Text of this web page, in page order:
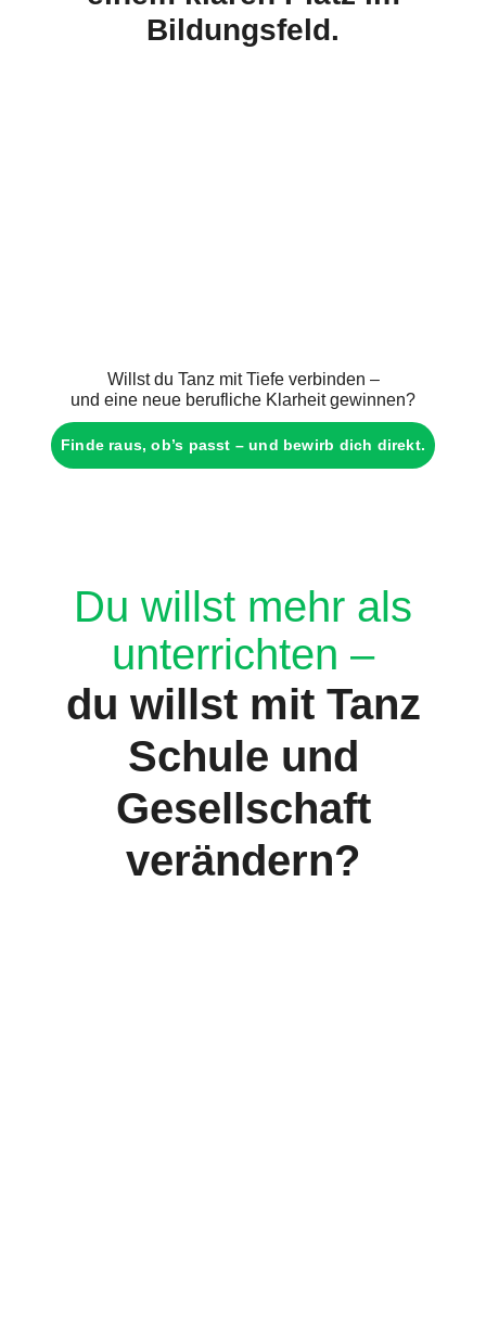
Bildungsfeld.
Willst du Tanz mit Tiefe verbinden –
und eine neue berufliche Klarheit gewinnen?
Finde raus, ob’s passt – und bewirb dich direkt.
Du willst mehr als
unterrichten –
du willst mit Tanz
Schule und
Gesellschaft
verändern?